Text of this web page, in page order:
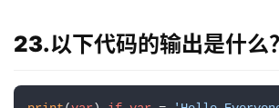
码
心
23.以下代码的输出是什么？